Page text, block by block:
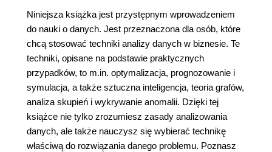
Niniejsza książka jest przystępnym wprowadzeniem
do nauki o danych. Jest przeznaczona dla osób, które
chcą stosować techniki analizy danych w biznesie. Te
techniki, opisane na podstawie praktycznych
przypadków, to m.in. optymalizacja, prognozowanie i
symulacja, a także sztuczna inteligencja, teoria grafów,
analiza skupień i wykrywanie anomalii. Dzięki tej
książce nie tylko zrozumiesz zasady analizowania
danych, ale także nauczysz się wybierać technikę
właściwą do rozwiązania danego problemu. Poznasz